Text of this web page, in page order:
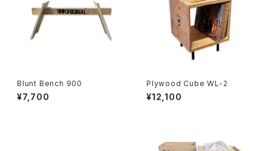
Blunt Bench 900
¥7,700
Plywood Cube WL-2
¥12,100